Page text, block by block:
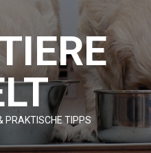
PRAKTISCHE TIPPS